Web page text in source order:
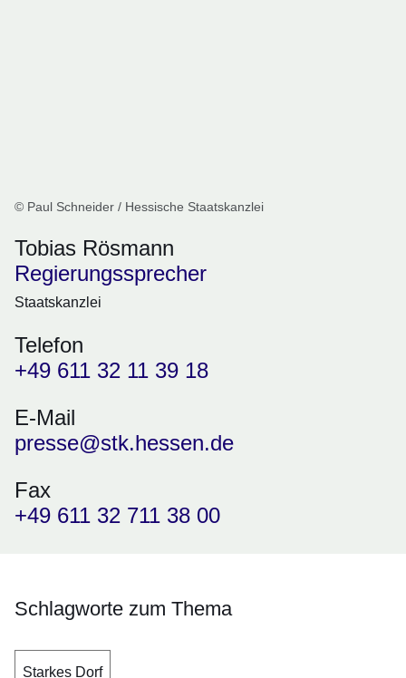
© Paul Schneider / Hessische Staatskanzlei
Tobias Rösmann
Regierungssprecher
Staatskanzlei
Telefon
+49 611 32 11 39 18
E-Mail
presse@stk.hessen.de
Fax
+49 611 32 711 38 00
Schlagworte zum Thema
Starkes Dorf